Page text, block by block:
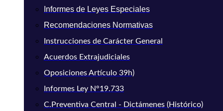
Informes de Leyes Especiales
Recomendaciones Normativas
Instrucciones de Carácter General
Acuerdos Extrajudiciales
Oposiciones Artículo 39h)
Informes Ley N°19.733
C.Preventiva Central - Dictámenes (Histórico)